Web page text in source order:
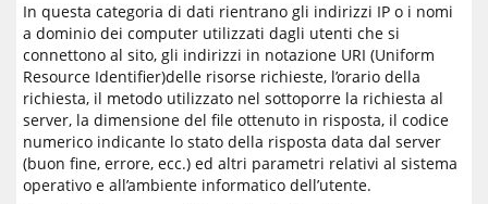
In questa categoria di dati rientrano gli indirizzi IP o i nomi
a dominio dei computer utilizzati dagli utenti che si
connettono al sito, gli indirizzi in notazione URI (Uniform
Resource Identifier)delle risorse richieste, l’orario della
richiesta, il metodo utilizzato nel sottoporre la richiesta al
server, la dimensione del file ottenuto in risposta, il codice
numerico indicante lo stato della risposta data dal server
(buon fine, errore, ecc.) ed altri parametri relativi al sistema
operativo e all’ambiente informatico dell’utente.